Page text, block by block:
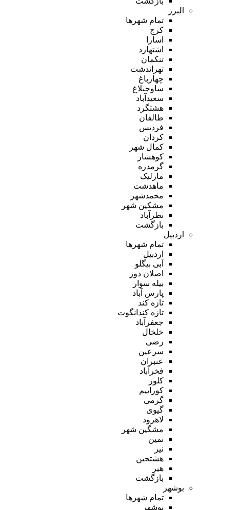
البرز
تمام شهر‌ها
کرج
اسارا
اشتهارد
تنکمان
تهراندشت
چهارباغ
ساوجبلاغ
سعیدآباد
هشتگرد
طالقان
فردیس
کردان
کمال شهر
کوهسار
گرمدره
مارلیک
ماهدشت
محمدشهر
مشکین شهر
نظرآباد
بازگشت
اردبیل
تمام شهر‌ها
اردبیل
آبی بیگلو
اصلان دوز
بیله سوار
پارس آباد
تازه کند
تازه کندانگوت
جعفرآباد
خلخال
رضی
سرعین
عنبران
فخرآباد
کلور
کوراییم
گرمی
گیوی
لاهرود
مشگین شهر
نمین
نیر
هشتجین
هیر
بازگشت
بوشهر
تمام شهر‌ها
بوشهر